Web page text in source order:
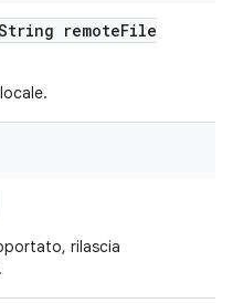
remoteFile
rilascia